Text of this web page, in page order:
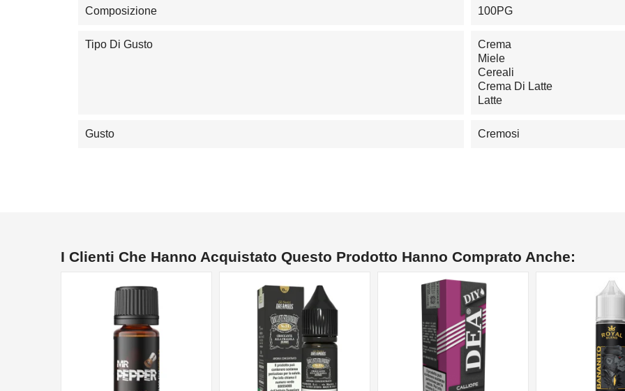
Composizione 100PG
Tipo Di Gusto
Crema
Miele
Cereali
Crema Di Latte
Latte
Gusto Cremosi
I Clienti Che Hanno Acquistato Questo Prodotto Hanno Comprato Anche:
NON DISPONIBILE